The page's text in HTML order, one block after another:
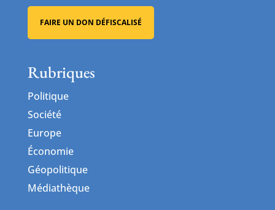
FAIRE UN DON DÉFISCALISÉ
Rubriques
Politique
Société
Europe
Économie
Géopolitique
Médiathèque